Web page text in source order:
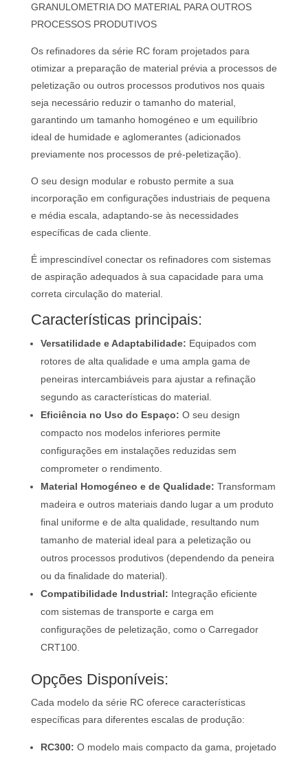
GRANULOMETRIA DO MATERIAL PARA OUTROS
PROCESSOS PRODUTIVOS
Os refinadores da série RC foram projetados para
otimizar a preparação de material prévia a processos de
peletização ou outros processos produtivos nos quais
seja necessário reduzir o tamanho do material,
garantindo um tamanho homogéneo e um equilíbrio
ideal de humidade e aglomerantes (adicionados
previamente nos processos de pré-peletização).
O seu design modular e robusto permite a sua
incorporação em configurações industriais de pequena
e média escala, adaptando-se às necessidades
específicas de cada cliente.
É imprescindível conectar os refinadores com sistemas
de aspiração adequados à sua capacidade para uma
correta circulação do material.
Características principais:
Versatilidade e Adaptabilidade: Equipados com
rotores de alta qualidade e uma ampla gama de
peneiras intercambiáveis para ajustar a refinação
segundo as características do material.
Eficiência no Uso do Espaço: O seu design
compacto nos modelos inferiores permite
configurações em instalações reduzidas sem
comprometer o rendimento.
Material Homogéneo e de Qualidade: Transformam
madeira e outros materiais dando lugar a um produto
final uniforme e de alta qualidade, resultando num
tamanho de material ideal para a peletização ou
outros processos produtivos (dependendo da peneira
ou da finalidade do material).
Compatibilidade Industrial: Integração eficiente
com sistemas de transporte e carga em
configurações de peletização, como o Carregador
CRT100.
Opções Disponíveis:
Cada modelo da série RC oferece características
específicas para diferentes escalas de produção:
RC300: O modelo mais compacto da gama, projetado